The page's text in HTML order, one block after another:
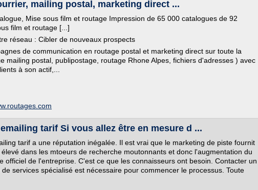
mailing postal, marketing direct ...
Mise sous film et routage Impression de 65 000 catalogues de 92
film et routage [...]
réseau : Cibler de nouveaux prospects
de communication en routage postal et marketing direct sur toute la
mailing postal, publipostage, routage Rhone Alpes, fichiers d'adresses ) avec
à son actif,...
tarif Si vous allez être en mesure d ...
tarif a une réputation inégalée. Il est vrai que le marketing de piste fournit
dans les mtoeurs de recherche moutonnants et donc l'augmentation du
officiel de l'entreprise. C'est ce que les connaisseurs ont besoin. Contacter un
services spécialisé est nécessaire pour commencer le processus. Toute